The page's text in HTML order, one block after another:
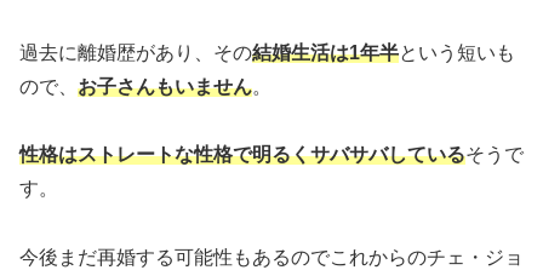
過去に離婚歴があり、その結婚生活は1年半という短いも
ので、 お子さんもいません。
性格はストレートな性格で明るくサバサバしているそうで
す。
今後まだ再婚する可能性もあるのでこれからのチェ・ジョ